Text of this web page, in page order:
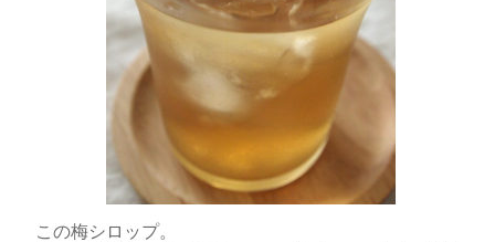
この梅シロップ。